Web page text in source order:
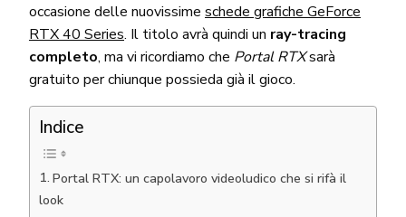
occasione delle nuovissimeschede grafiche GeForce
RTX 40 Series. Il titolo avrà quindi un ray-tracing
completo, ma vi ricordiamo che Portal RTXsarà
gratuito per chiunque possieda già il gioco.
Indice
Portal RTX: un capolavoro videoludico che si rifà il
look